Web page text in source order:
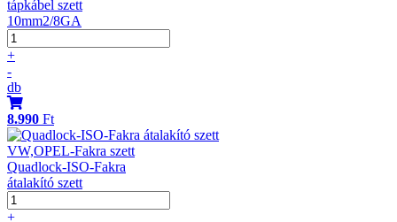
tápkábel szett
10mm2/8GA
+
-
db
8.990 Ft
VW,OPEL-Fakra szett
Quadlock-ISO-Fakra
átalakító szett
+